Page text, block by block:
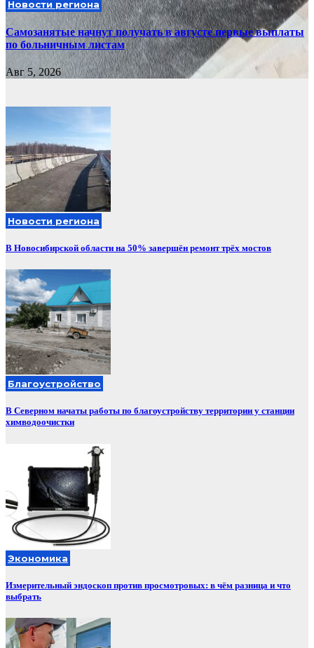
Новости региона
Самозанятые начнут получать в августе первые выплаты
по больничным листам
Авг 5, 2026
Новости региона
В Новосибирской области на 50% завершён ремонт трёх мостов
Благоустройство
В Северном начаты работы по благоустройству территории у станции
химводоочистки
Экономика
Измерительный эндоскоп против просмотровых: в чём разница и что
выбрать